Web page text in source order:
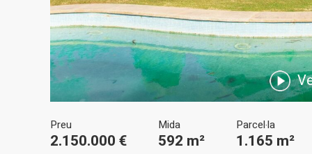
Preu
2.150.000 €
Mida
592 m²
Parcel·la
1.165 m²
Aquest
millorar
de les
compte
La
de